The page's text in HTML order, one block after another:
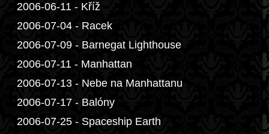
2006-06-11 - Kříž
2006-07-04 - Racek
2006-07-09 - Barnegat Lighthouse
2006-07-11 - Manhattan
2006-07-13 - Nebe na Manhattanu
2006-07-17 - Balóny
2006-07-25 - Spaceship Earth